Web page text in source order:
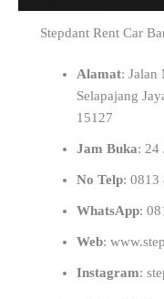
Stepdant Rent Car
Alamat: Jalan
Selapajang
15127
Jam Buka: 24
No Telp: 0813
WhatsApp:
Web:
Instagram: